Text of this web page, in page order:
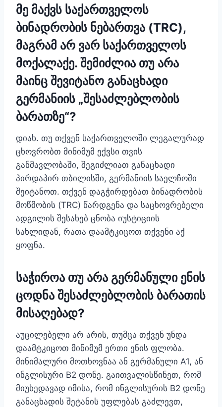
მე მაქვს საქართველოს
ბინადრობის ნებართვა (TRC),
მაგრამ არ ვარ საქართველოს
მოქალაქე. შემიძლია თუ არა
მაინც შევიტანო განაცხადი
გერმანიის „შესაძლებლობის
ბარათზე“?
დიახ. თუ თქვენ საქართველოში ლეგალურად
ცხოვრობთ მინიმუმ ექვსი თვის
განმავლობაში, შეგიძლიათ განაცხადი
პირდაპირ თბილისში, გერმანიის საელჩოში
შეიტანოთ. თქვენ დაგჭირდებათ ბინადრობის
მოწმობის (TRC) წარდგენა და საცხოვრებელი
ადგილის შესახებ ცნობა იუსტიციის
სახლიდან, რათა დაამტკიცოთ თქვენი აქ
ყოფნა.
საჭიროა თუ არა გერმანული ენის
ცოდნა შესაძლებლობის ბარათის
მისაღებად?
აუცილებელი არ არის, თუმცა თქვენ უნდა
დაამტკიცოთ მინიმუმ ერთი ენის ფლობა.
მინიმალური მოთხოვნაა ან გერმანული A1, ან
ინგლისური B2 დონე. გაითვალისწინეთ, რომ
მიუხედავად იმისა, რომ ინგლისურის B2 დონე
განაცხადის შეტანის უფლებას გაძლევთ,